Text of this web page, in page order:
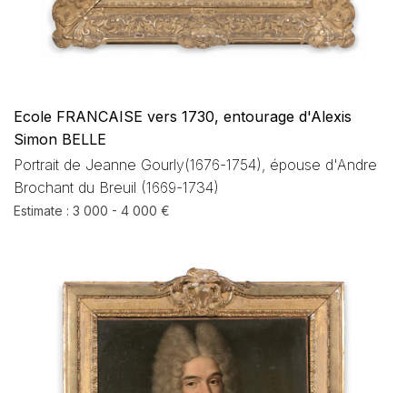
Ecole FRANCAISE vers 1730, entourage d'Alexis
Simon BELLE
Portrait de Jeanne Gourly(1676-1754), épouse d'Andre
Brochant du Breuil (1669-1734)
Estimate : 3 000 - 4 000 €